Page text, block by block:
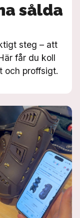
sålda
steg – att
får du koll
och proffsigt.